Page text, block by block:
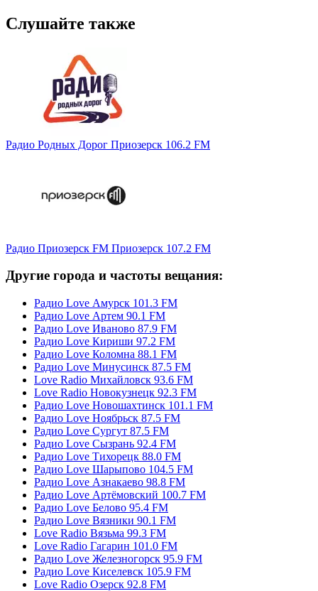
Слушайте также
Радио Родных Дорог Приозерск 106.2 FM
Радио Приозерск FМ Приозерск 107.2 FM
Другие города и частоты вещания:
Радио Love Амурск 101.3 FM
Радио Love Артем 90.1 FM
Радио Love Иваново 87.9 FM
Радио Love Кириши 97.2 FM
Радио Love Коломна 88.1 FM
Радио Love Минусинск 87.5 FM
Love Radio Михайловск 93.6 FM
Love Radio Новокузнецк 92.3 FM
Радио Love Новошахтинск 101.1 FM
Радио Love Ноябрьск 87.5 FM
Радио Love Сургут 87.5 FM
Радио Love Сызрань 92.4 FM
Радио Love Тихорецк 88.0 FM
Радио Love Шарыпово 104.5 FM
Радио Love Азнакаево 98.8 FM
Радио Love Артёмовский 100.7 FM
Радио Love Белово 95.4 FM
Радио Love Вязники 90.1 FM
Love Radio Вязьма 99.3 FM
Love Radio Гагарин 101.0 FM
Радио Love Железногорск 95.9 FM
Радио Love Киселевск 105.9 FM
Love Radio Озерск 92.8 FM